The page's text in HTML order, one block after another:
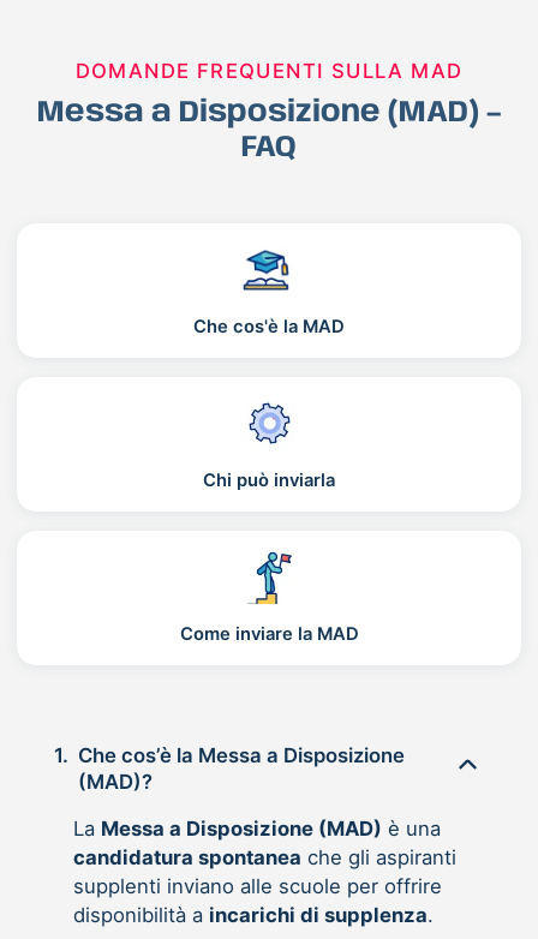
DOMANDE FREQUENTI SULLA MAD
Messa a Disposizione (MAD) –
FAQ
Che cos'è la MAD
Chi può inviarla
Come inviare la MAD
1. Che cos’è la Messa a Disposizione
(MAD)?
La Messa a Disposizione (MAD) è una
candidatura spontanea che gli aspiranti
supplenti inviano alle scuole per offrire
disponibilità a incarichi di supplenza.